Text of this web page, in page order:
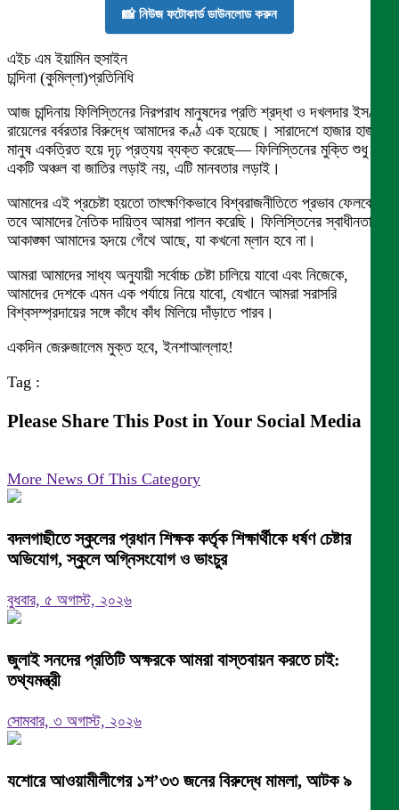
📸 নিউজ ফটোকার্ড ডাউনলোড করুন
এইচ এম ইয়ামিন হুসাইন
চান্দিনা (কুমিল্লা)প্রতিনিধি
আজ চান্দিনায় ফিলিস্তিনের নিরপরাধ মানুষদের প্রতি শ্রদ্ধা ও দখলদার ইস/
রায়েলের বর্বরতার বিরুদ্ধে আমাদের কণ্ঠ এক হয়েছে। সারাদেশে হাজার হাজার
মানুষ একত্রিত হয়ে দৃঢ় প্রত্যয় ব্যক্ত করেছে— ফিলিস্তিনের মুক্তি শুধু
একটি অঞ্চল বা জাতির লড়াই নয়, এটি মানবতার লড়াই।
আমাদের এই প্রচেষ্টা হয়তো তাৎক্ষণিকভাবে বিশ্বরাজনীতিতে প্রভাব ফেলবে না,
তবে আমাদের নৈতিক দায়িত্ব আমরা পালন করেছি। ফিলিস্তিনের স্বাধীনতার
আকাঙ্ক্ষা আমাদের হৃদয়ে গেঁথে আছে, যা কখনো ম্লান হবে না।
আমরা আমাদের সাধ্য অনুযায়ী সর্বোচ্চ চেষ্টা চালিয়ে যাবো এবং নিজেকে,
আমাদের দেশকে এমন এক পর্যায়ে নিয়ে যাবো, যেখানে আমরা সরাসরি
বিশ্বসম্প্রদায়ের সঙ্গে কাঁধে কাঁধ মিলিয়ে দাঁড়াতে পারব।
একদিন জেরুজালেম মুক্ত হবে, ইনশাআল্লাহ!
Tag :
Please Share This Post in Your Social Media
More News Of This Category
বদলগাছীতে স্কুলের প্রধান শিক্ষক কর্তৃক শিক্ষার্থীকে ধর্ষণ চেষ্টার
অভিযোগ, স্কুলে অগ্নিসংযোগ ও ভাংচুর
বুধবার, ৫ অগাস্ট, ২০২৬
জুলাই সনদের প্রতিটি অক্ষরকে আমরা বাস্তবায়ন করতে চাই:
তথ্যমন্ত্রী
সোমবার, ৩ অগাস্ট, ২০২৬
যশোরে আওয়ামীলীগের ১শ’৩৩ জনের বিরুদ্ধে মামলা, আটক ৯